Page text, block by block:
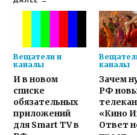
Вещатели и
каналы
И в новом
списке
обязательных
приложений
для Smart TV в
каналы
Зачем
РФ
«Кино
Ответ